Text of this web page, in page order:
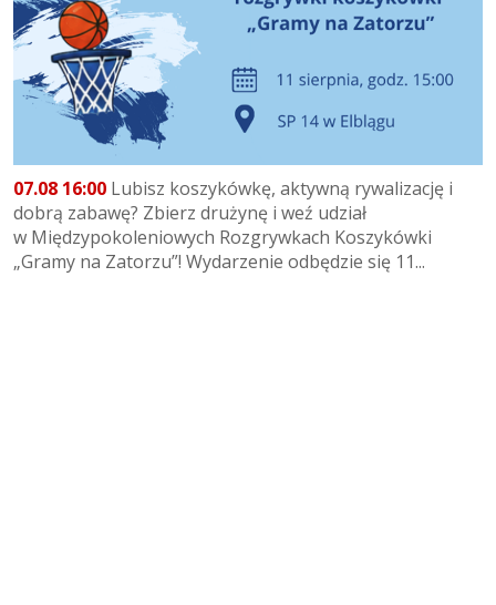
07.08 16:00 Lubisz koszykówkę, aktywną rywalizację i
dobrą zabawę? Zbierz drużynę i weź udział
w Międzypokoleniowych Rozgrywkach Koszykówki
„Gramy na Zatorzu”! Wydarzenie odbędzie się 11...